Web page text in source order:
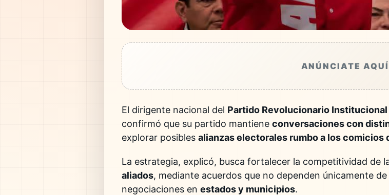
ANÚNCIATE AQUÍ
El dirigente nacional del Partido Revolucionario Institucional
confirmó que su partido mantiene conversaciones con
explorar posibles alianzas electorales rumbo a los comicios
La estrategia, explicó, busca fortalecer la competitividad de
aliados, mediante acuerdos que no dependen únicamente
negociaciones en estados y municipios.